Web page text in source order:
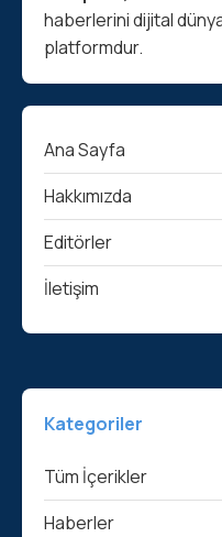
haberlerini dijital
platformdur.
Ana Sayfa
Hakkımızda
Editörler
İletişim
Kategoriler
Tüm İçerikler
Haberler